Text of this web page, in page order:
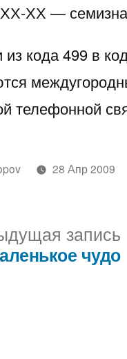
ХХ —
из кода 499 в
телефонной
28 Апр 2009
запись
чудо